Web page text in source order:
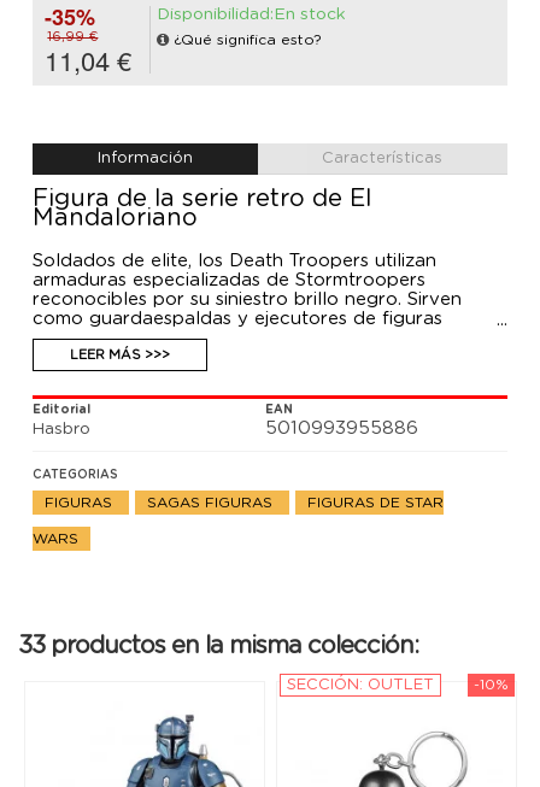
-35%
16,99 €
11,04 €
Disponibilidad:En stock
¿Qué significa esto?
Información Características
Figura de la serie retro de El
Mandaloriano
Soldados de elite, los Death Troopers utilizan
armaduras especializadas de Stormtroopers
reconocibles por su siniestro brillo negro. Sirven
como guardaespaldas y ejecutores de figuras
importantes como Moff Gideon.
Esta figura a escala de 9,5 cm de la colección Retro
de Star Wars fue diseñada para verse igual a los
personajes de Imperial Death Trooper de la serie The
Mandalorian de Disney Plus. La figura cuenta con
diseño y detalles inspirados en las figuras Star Wars
LEER MÁS >>>
Editorial
Hasbro
EAN
5010993955886
CATEGORIAS
FIGURAS SAGAS FIGURAS FIGURAS DE STAR
WARS
33 productos en la misma colección:
-10%
SECCIÓN: OUTLET